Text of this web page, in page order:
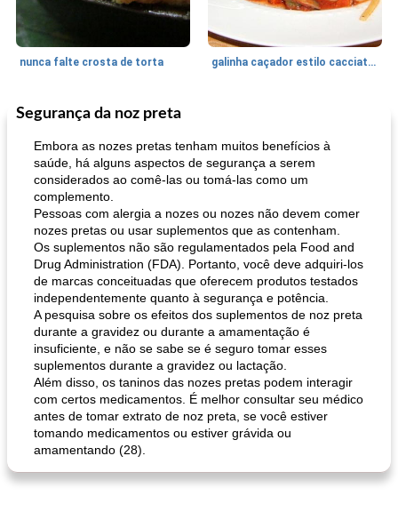
nunca falte crosta de torta galinha caçador estilo cacciatore
1470min
Feriados e Eventos
queijo festivo mergulho 'slaw' perfurador de romã temperada
Segurança da noz preta
Embora as nozes pretas tenham muitos benefícios à
saúde, há alguns aspectos de segurança a serem
considerados ao comê-las ou tomá-las como um
complemento.
Pessoas com alergia a nozes ou nozes não devem comer
nozes pretas ou usar suplementos que as contenham.
Os suplementos não são regulamentados pela Food and
Drug Administration (FDA). Portanto, você deve adquiri-los
de marcas conceituadas que oferecem produtos testados
independentemente quanto à segurança e potência.
A pesquisa sobre os efeitos dos suplementos de noz preta
durante a gravidez ou durante a amamentação é
insuficiente, e não se sabe se é seguro tomar esses
suplementos durante a gravidez ou lactação.
Além disso, os taninos das nozes pretas podem interagir
com certos medicamentos. É melhor consultar seu médico
antes de tomar extrato de noz preta, se você estiver
tomando medicamentos ou estiver grávida ou
amamentando (28).